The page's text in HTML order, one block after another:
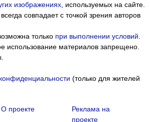
изображениях, используемых на сайте.
совпадает с точкой зрения авторов
только при выполнении условий
использование материалов запрещено.
(только для жителей
О проекте
Реклама на
проекте